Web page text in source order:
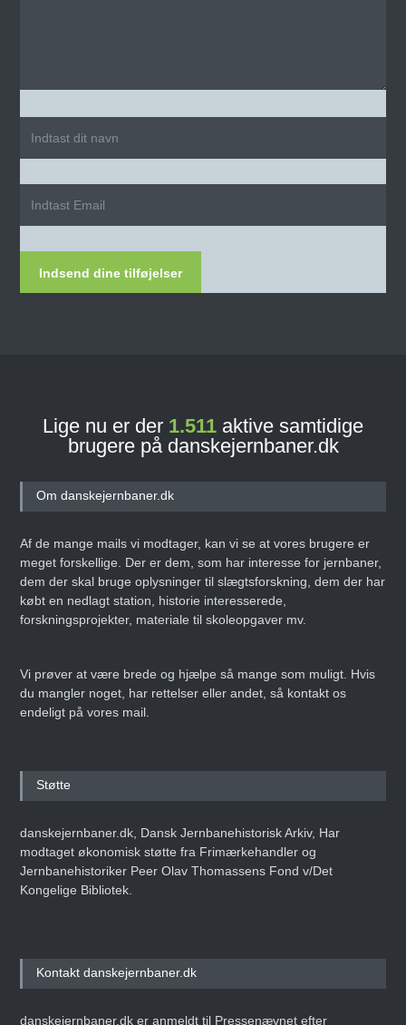
Indsend dine tilføjelser
Lige nu er der 1.511 aktive samtidige
brugere på danskejernbaner.dk
Om danskejernbaner.dk
Af de mange mails vi modtager, kan vi se at vores brugere er
meget forskellige. Der er dem, som har interesse for jernbaner,
dem der skal bruge oplysninger til slægtsforskning, dem der har
købt en nedlagt station, historie interesserede,
forskningsprojekter, materiale til skoleopgaver mv.
Vi prøver at være brede og hjælpe så mange som muligt. Hvis
du mangler noget, har rettelser eller andet, så kontakt os
endeligt på vores mail.
Støtte
danskejernbaner.dk, Dansk Jernbanehistorisk Arkiv, Har
modtaget økonomisk støtte fra Frimærkehandler og
Jernbanehistoriker Peer Olav Thomassens Fond v/Det
Kongelige Bibliotek.
Kontakt danskejernbaner.dk
danskejernbaner.dk er anmeldt til Pressenævnet efter